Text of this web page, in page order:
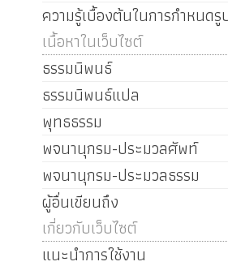
ความรู้เบื้องต้นในการกำหนด
เนื้อหาในเว็บไซต์
ธรรมนิพนธ์
ธรรมนิพนธ์แปล
พุทธธรรม
พจนานุกรม-ประมวลศัพท์
พจนานุกรม-ประมวลธรรม
ผู้อื่นเขียนถึง
เกี่ยวกับเว็บไซต์
แนะนำการใช้งาน